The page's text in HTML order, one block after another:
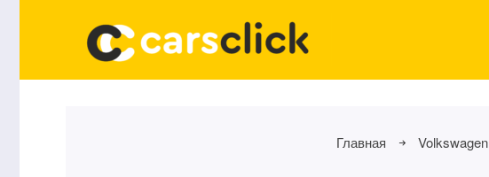
Главная Volkswagen